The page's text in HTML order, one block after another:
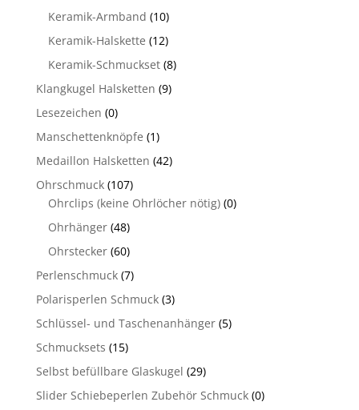
Keramik-Armband (10)
Keramik-Halskette (12)
Keramik-Schmuckset (8)
Klangkugel Halsketten (9)
Lesezeichen (0)
Manschettenknöpfe (1)
Medaillon Halsketten (42)
Ohrschmuck (107)
Ohrclips (keine Ohrlöcher nötig) (0)
Ohrhänger (48)
Ohrstecker (60)
Perlenschmuck (7)
Polarisperlen Schmuck (3)
Schlüssel- und Taschenanhänger (5)
Schmucksets (15)
Selbst befüllbare Glaskugel (29)
Slider Schiebeperlen Zubehör Schmuck (0)